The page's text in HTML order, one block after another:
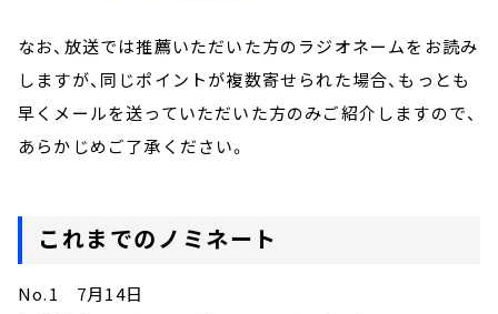
なお、放送では推薦いただいた方のラジオネームをお読み
しますが、同じポイントが複数寄せられた場合、もっとも
早くメールを送っていただいた方のみご紹介しますので、
あらかじめご了承ください。
これまでのノミネート
No.1 7月14日